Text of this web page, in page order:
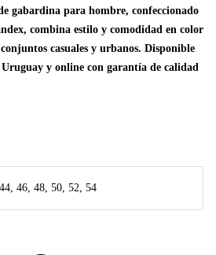
gabardina para hombre, confeccionado
combina estilo y comodidad en color
casuales y urbanos. Disponible
y online con garantía de calidad
46, 48, 50, 52, 54